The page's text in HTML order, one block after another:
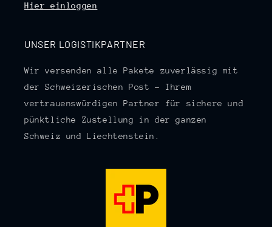
Hier einloggen
UNSER LOGISTIKPARTNER
Wir versenden alle Pakete zuverlässig mit
der Schweizerischen Post – Ihrem
vertrauenswürdigen Partner für sichere und
pünktliche Zustellung in der ganzen
Schweiz und Liechtenstein.